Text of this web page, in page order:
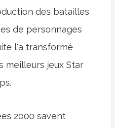
des batailles
de personnages
l'a transformé
meilleurs jeux Star
2000 savent